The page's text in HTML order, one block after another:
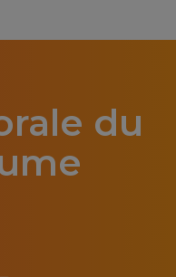
du